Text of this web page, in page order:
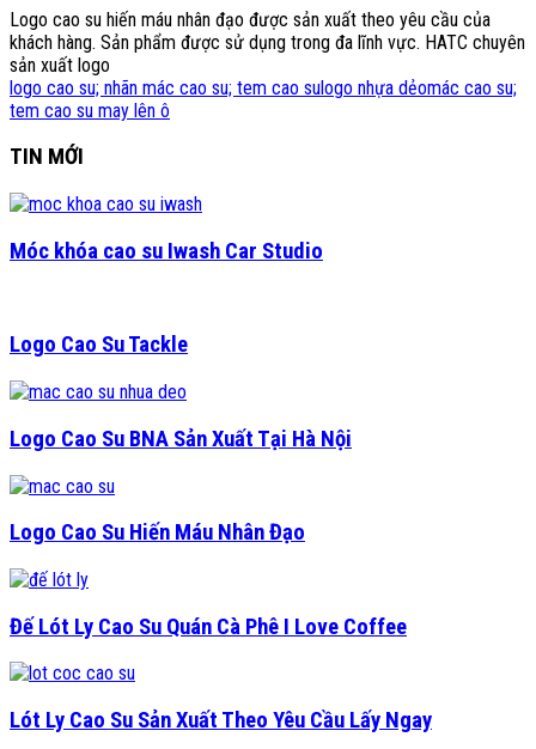
Logo cao su hiến máu nhân đạo được sản xuất theo yêu cầu của
khách hàng. Sản phẩm được sử dụng trong đa lĩnh vực. HATC chuyên
sản xuất logo
logo cao su; nhãn mác cao su; tem cao sulogo nhựa dẻomác cao su;
tem cao su may lên ô
TIN MỚI
Móc khóa cao su Iwash Car Studio
Logo Cao Su Tackle
Logo Cao Su BNA Sản Xuất Tại Hà Nội
Logo Cao Su Hiến Máu Nhân Đạo
Đế Lót Ly Cao Su Quán Cà Phê I Love Coffee
Lót Ly Cao Su Sản Xuất Theo Yêu Cầu Lấy Ngay